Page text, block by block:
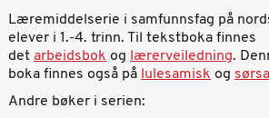
Læremiddelserie i samfunnsfag på
elever i 1.-4. trinn. Til tekstboka finnes
det arbeidsbok og lærerveiledning.
boka finnes også på lulesamisk og
Andre bøker i serien: